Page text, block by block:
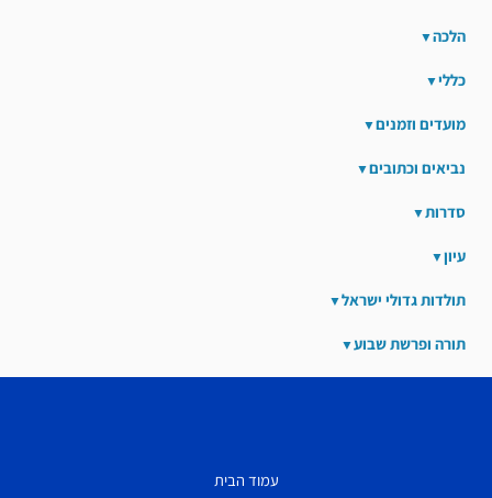
הלכה
כללי
מועדים וזמנים
נביאים וכתובים
סדרות
עיון
תולדות גדולי ישראל
תורה ופרשת שבוע
עמוד הבית